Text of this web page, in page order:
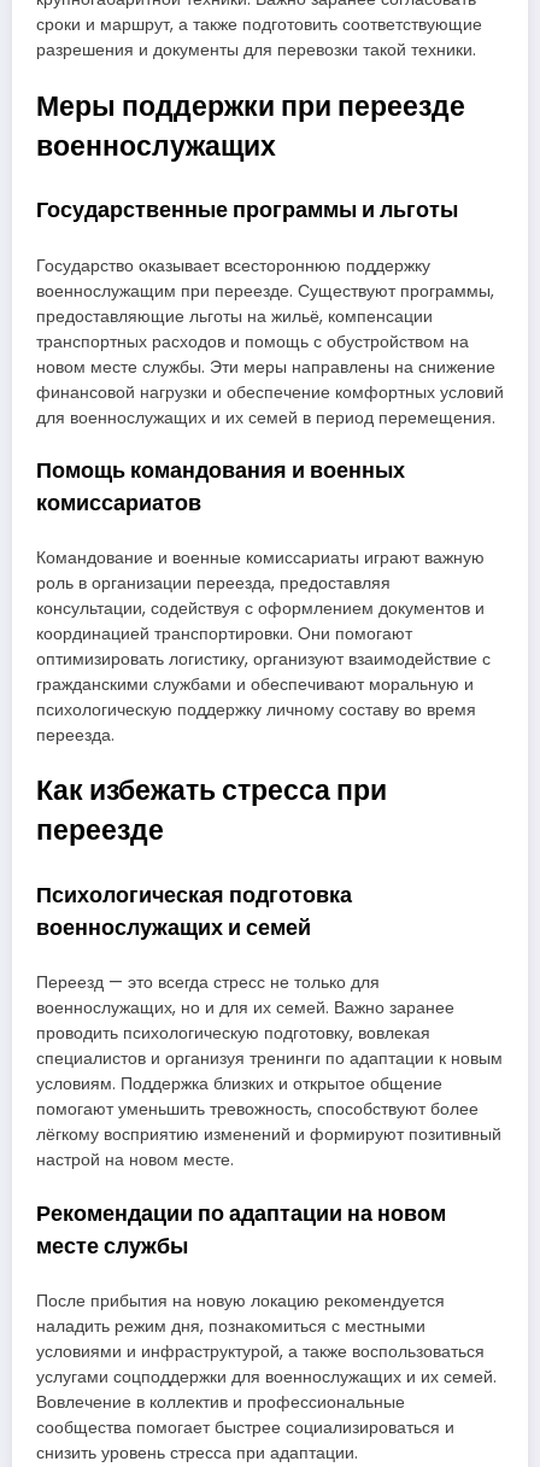
сроки и маршрут, а также подготовить соответствующие
разрешения и документы для перевозки такой техники.
Меры поддержки при переезде
военнослужащих
Государственные программы и льготы
Государство оказывает всестороннюю поддержку
военнослужащим при переезде. Существуют программы,
предоставляющие льготы на жильё, компенсации
транспортных расходов и помощь с обустройством на
новом месте службы. Эти меры направлены на снижение
финансовой нагрузки и обеспечение комфортных условий
для военнослужащих и их семей в период перемещения.
Помощь командования и военных
комиссариатов
Командование и военные комиссариаты играют важную
роль в организации переезда, предоставляя
консультации, содействуя с оформлением документов и
координацией транспортировки. Они помогают
оптимизировать логистику, организуют взаимодействие с
гражданскими службами и обеспечивают моральную и
психологическую поддержку личному составу во время
переезда.
Как избежать стресса при
переезде
Психологическая подготовка
военнослужащих и семей
Переезд — это всегда стресс не только для
военнослужащих, но и для их семей. Важно заранее
проводить психологическую подготовку, вовлекая
специалистов и организуя тренинги по адаптации к новым
условиям. Поддержка близких и открытое общение
помогают уменьшить тревожность, способствуют более
лёгкому восприятию изменений и формируют позитивный
настрой на новом месте.
Рекомендации по адаптации на новом
месте службы
После прибытия на новую локацию рекомендуется
наладить режим дня, познакомиться с местными
условиями и инфраструктурой, а также воспользоваться
услугами соцподдержки для военнослужащих и их семей.
Вовлечение в коллектив и профессиональные
сообщества помогает быстрее социализироваться и
снизить уровень стресса при адаптации.